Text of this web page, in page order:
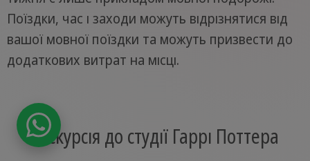
Поїздки, час і заходи можуть відрізнятися від
вашої мовної поїздки та можуть призвести до
додаткових витрат на місці.
Екскурсія до студії Гаррі Поттера